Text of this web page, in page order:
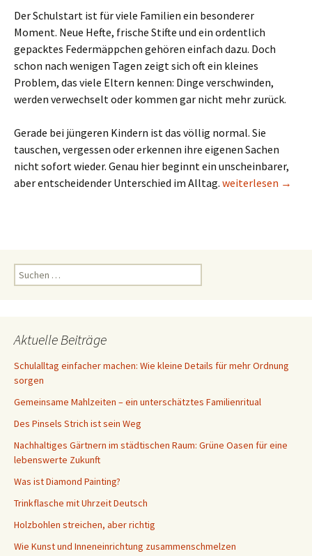
Der Schulstart ist für viele Familien ein besonderer
Moment. Neue Hefte, frische Stifte und ein ordentlich
gepacktes Federmäppchen gehören einfach dazu. Doch
schon nach wenigen Tagen zeigt sich oft ein kleines
Problem, das viele Eltern kennen: Dinge verschwinden,
werden verwechselt oder kommen gar nicht mehr zurück.
Gerade bei jüngeren Kindern ist das völlig normal. Sie
tauschen, vergessen oder erkennen ihre eigenen Sachen
nicht sofort wieder. Genau hier beginnt ein unscheinbarer,
aber entscheidender Unterschied im Alltag. Schulalltag
weiterlesen →
Suchen
nach:
Aktuelle Beiträge
Schulalltag einfacher machen: Wie kleine Details für mehr Ordnung
sorgen
Gemeinsame Mahlzeiten – ein unterschätztes Familienritual
Des Pinsels Strich ist sein Weg
Nachhaltiges Gärtnern im städtischen Raum: Grüne Oasen für eine
lebenswerte Zukunft
Was ist Diamond Painting?
Trinkflasche mit Uhrzeit Deutsch
Holzbohlen streichen, aber richtig
Wie Kunst und Inneneinrichtung zusammenschmelzen